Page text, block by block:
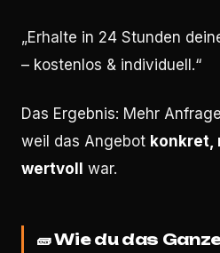
„Erhalte in 24 Stunden
– kostenlos & individuell.“
Das Ergebnis: Mehr
weil das Angebot konkret,
wertvoll
war.
🧱Wie du das